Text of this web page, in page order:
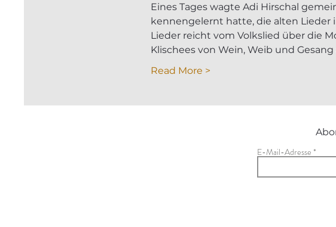
Eines Tages wagte Adi Hirschal
kennengelernt hatte, die alten Lieder
Lieder reicht vom Volkslied über die
Klischees von Wein, Weib und Gesang
Read More >
E-Mail-Adresse